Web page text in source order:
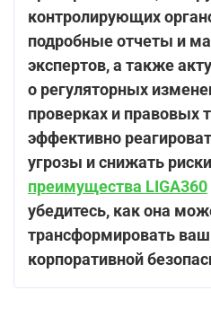
контролирующих
подробные отчеты и
экспертов, а также
о регуляторных
проверках и правовых
эффективно
угрозы и снижать
преимущества LIGA360
убедитесь, как она
трансформировать ваш
корпоративной